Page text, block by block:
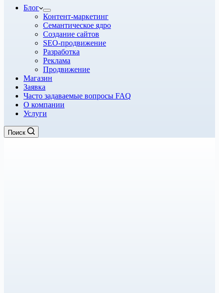
Блог
Контент-маркетинг
Семантическое ядро
Создание сайтов
SEO-продвижение
Разработка
Реклама
Продвижение
Магазин
Заявка
Часто задаваемые вопросы FAQ
О компании
Услуги
Поиск